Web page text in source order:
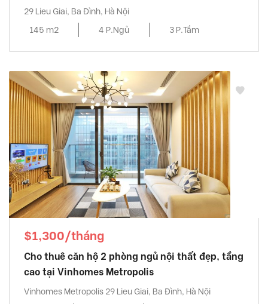
29 Lieu Giai, Ba Đình, Hà Nội
145 m2
4 P.Ngủ 3 P.Tắm
$1,300/tháng
Cho thuê căn hộ 2 phòng ngủ nội thất đẹp, tầng
cao tại Vinhomes Metropolis
Vinhomes Metropolis 29 Lieu Giai, Ba Đình, Hà Nội